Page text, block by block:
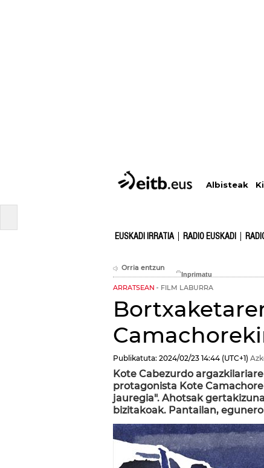
Albisteak
EUSKADI IRRATIA RADIO EUSKADI
Orria entzun
ARRATSEAN FILM LABURRA
Publikatuta: 2024/02/23 14:44 (UTC+1)
Kote Cabezurdo
protagonista Kote
jauregia". Ahotsak
bizitakoak. Pantailan,